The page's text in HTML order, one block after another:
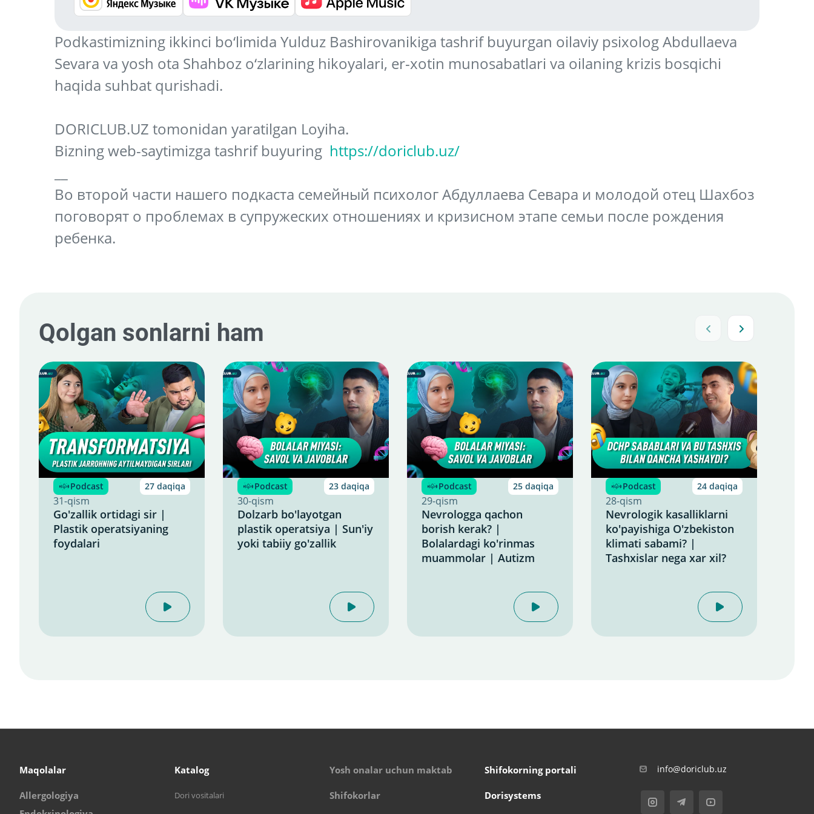
Podkastimizning ikkinci bo‘limida Yulduz Bashirovanikiga tashrif buyurgan oilaviy psixolog Abdullaeva
Sevara va yosh ota Shahboz o‘zlarining hikoyalari, er-xotin munosabatlari va oilaning krizis bosqichi
haqida suhbat qurishadi.
DORICLUB.UZ tomonidan yaratilgan Loyiha.
Bizning web-saytimizga tashrif buyuring https://doriclub.uz/
Во второй части нашего подкаста семейный психолог Абдуллаева Севара и молодой отец Шахбоз
поговорят о проблемах в супружеских отношениях и кризисном этапе семьи после рождения
ребенка.
Qolgan sonlarni ham
Podcast 27 daqiqa
31-qism
Go'zallik ortidagi sir |
Plastik operatsiyaning
foydalari
Podcast 23 daqiqa
30-qism
Dolzarb bo'layotgan
plastik operatsiya | Sun'iy
yoki tabiiy go'zallik
Podcast 25 daqiqa
29-qism
Nevrologga qachon
borish kerak? |
Bolalardagi ko'rinmas
muammolar | Autizm
Podcast 24 daqiqa
28-qism
Nevrologik kasalliklarni
ko'payishiga O'zbekiston
klimati sabami? |
Tashxislar nega xar xil?
Maqolalar
Allergologiya
Katalog
Dori vositalari
Yosh onalar uchun maktab
Shifokorlar
Shifokorning portali
Dorisystems
info@doriclub.uz